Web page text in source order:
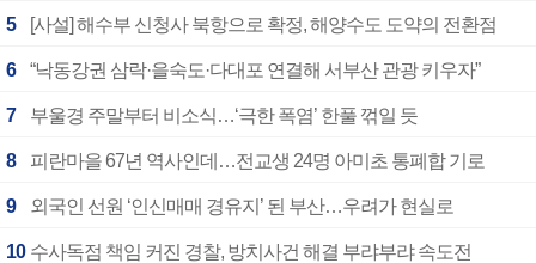
5 [사설] 해수부 신청사 북항으로 확정, 해양수도 도약의 전환점
6 “낙동강권 삼락·을숙도·다대포 연결해 서부산 관광 키우자”
7 부울경 주말부터 비소식…‘극한 폭염’ 한풀 꺾일 듯
8 피란마을 67년 역사인데…전교생 24명 아미초 통폐합 기로
9 외국인 선원 ‘인신매매 경유지’ 된 부산…우려가 현실로
10 수사독점 책임 커진 경찰, 방치사건 해결 부랴부랴 속도전